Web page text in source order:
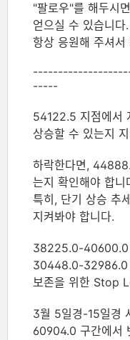
"팔로우"를
얻으실 수 있습니다.
항상 응원해
-----
54122.5 지점에서
상승할 수 있는지
하락한다면,
는지 확인해야
특히, 단기 상승
지켜봐야 합니다.
38225.0-40600.0
30448.0-32986.0
보존을 위한 Stop
3월 5일경-
60904.0 구간에서